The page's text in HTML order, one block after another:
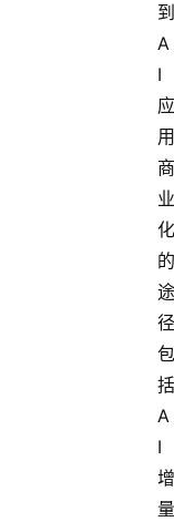
到
A
I
应
用
商
业
化
的
途
径
包
括
A
I
增
量